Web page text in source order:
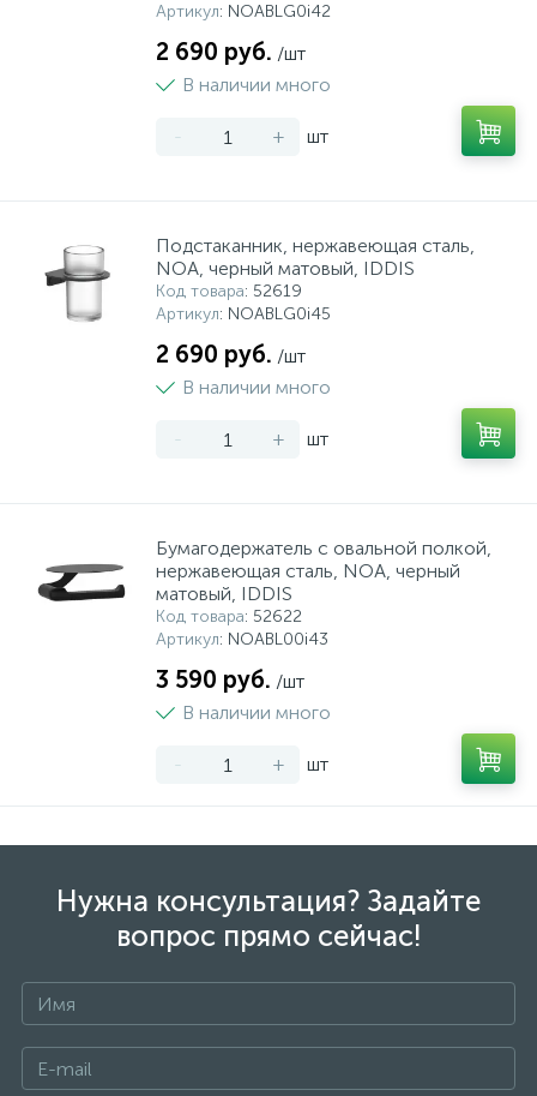
Артикул: NOABLG0i42
2 690 руб. /шт
В наличии много
- + шт
Подстаканник, нержавеющая сталь,
NOА, черный матовый, IDDIS
Код товара: 52619
Артикул: NOABLG0i45
2 690 руб. /шт
В наличии много
- + шт
Бумагодержатель с овальной полкой,
нержавеющая сталь, NOА, черный
матовый, IDDIS
Код товара: 52622
Артикул: NOABL00i43
3 590 руб. /шт
В наличии много
- + шт
Нужна консультация? Задайте
вопрос прямо сейчас!